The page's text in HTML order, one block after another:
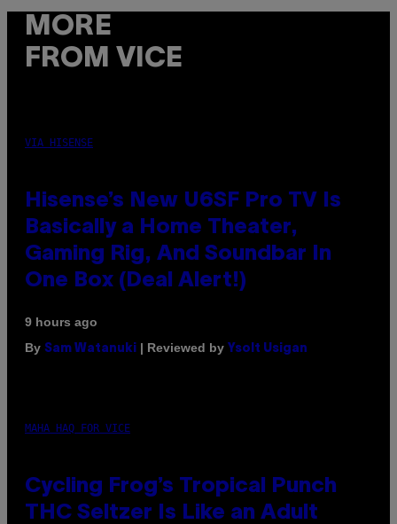
MORE
FROM VICE
VIA HISENSE
Hisense’s New U6SF Pro TV Is
Basically a Home Theater,
Gaming Rig, And Soundbar In
One Box (Deal Alert!)
9 hours ago
By Sam Watanuki | Reviewed by Ysolt Usigan
MAHA HAQ FOR VICE
Cycling Frog’s Tropical Punch
THC Seltzer Is Like an Adult